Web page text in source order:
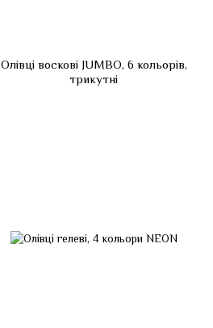
Олівці воскові JUMBO, 6 кольорів,
трикутні